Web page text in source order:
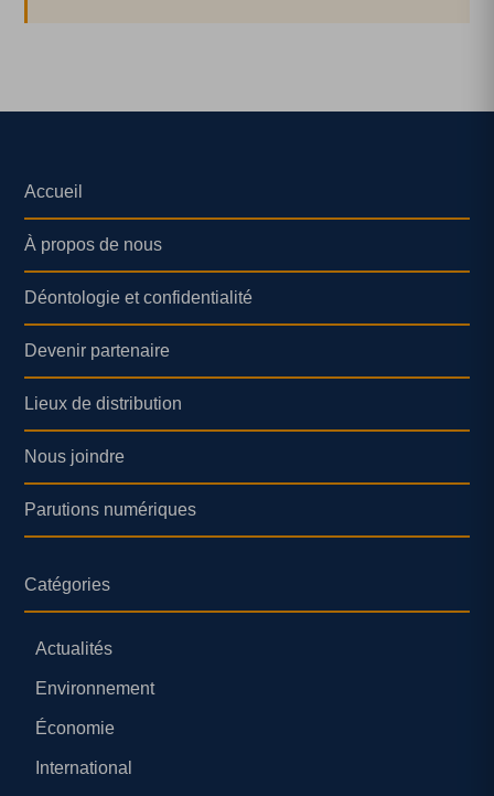
Accueil
À propos de nous
Déontologie et confidentialité
Devenir partenaire
Lieux de distribution
Nous joindre
Parutions numériques
Catégories
Actualités
Environnement
Économie
International